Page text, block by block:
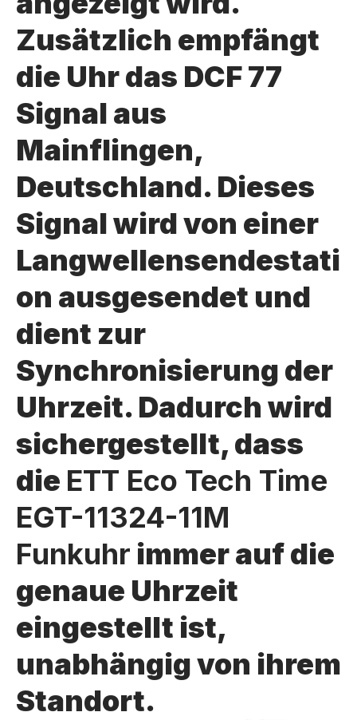
Zusätzlich empfängt
die Uhr das DCF 77
Signal aus
Mainflingen,
Deutschland. Dieses
Signal wird von einer
Langwellensendestati
on ausgesendet und
dient zur
Synchronisierung der
Uhrzeit. Dadurch wird
sichergestellt, dass
die ETT Eco Tech Time
EGT-11324-11M
Funkuhr immer auf die
genaue Uhrzeit
eingestellt ist,
unabhängig von ihrem
Standort.